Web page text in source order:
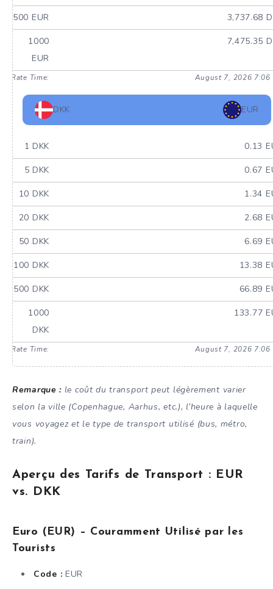
500 EUR 3,737.68
1000
EUR
7,475.35
Rate Time: August 7, 2026 7:06
DKK EUR
1 DKK 0.13
5 DKK 0.67
10 DKK 1.34
20 DKK 2.68
50 DKK 6.69
100 DKK 13.38
500 DKK 66.89
1000
DKK
133.77
Rate Time: August 7, 2026 7:06
Remarque : le coût du transport peut légèrement varier
selon la ville (Copenhague, Aarhus, etc.), l’heure à laquelle
vous voyagez et le type de transport utilisé (bus, métro,
train).
Aperçu des Tarifs de Transport : EUR
vs. DKK
Euro (EUR) – Couramment Utilisé par les
Tourists
Code : EUR